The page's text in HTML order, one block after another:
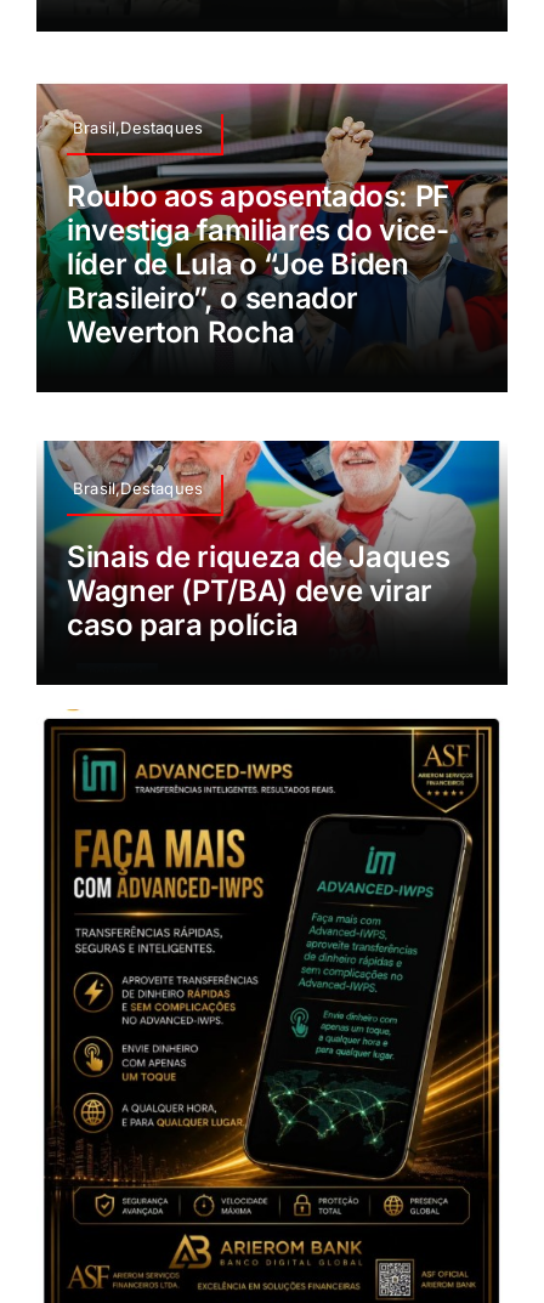
Brasil,Destaques
Roubo aos aposentados: PF
investiga familiares do vice-
líder de Lula o “Joe Biden
Brasileiro”, o senador
Weverton Rocha
Brasil,Destaques
Sinais de riqueza de Jaques
Wagner (PT/BA) deve virar
caso para polícia